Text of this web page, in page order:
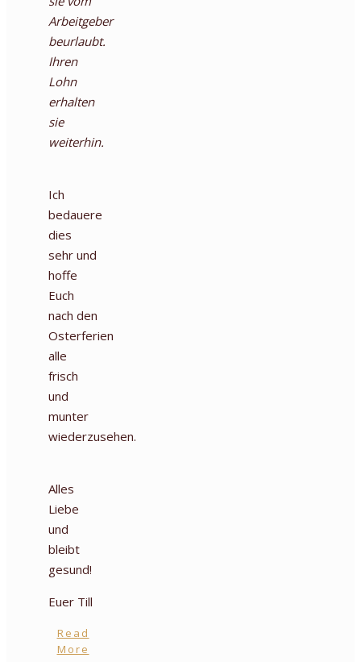
Arbeitgeber
beurlaubt.
Ihren
Lohn
erhalten
sie
weiterhin.
Ich
bedauere
dies
sehr und
hoffe
Euch
nach den
Osterferien
alle
frisch
und
munter
wiederzusehen.
Alles
Liebe
und
bleibt
gesund!
Euer Till
Read
More